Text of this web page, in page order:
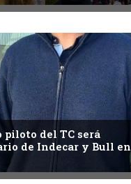
del TC será
de Indecar y Bull en